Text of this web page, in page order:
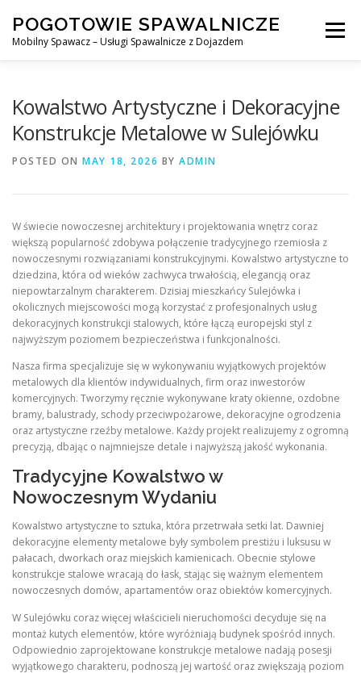
content
POGOTOWIE SPAWALNICZE
Mobilny Spawacz – Usługi Spawalnicze z Dojazdem
Menu
Kowalstwo Artystyczne i Dekoracyjne
Konstrukcje Metalowe w Sulejówku
POSTED ON MAY 18, 2026 BY ADMIN
W świecie nowoczesnej architektury i projektowania wnętrz coraz
większą popularność zdobywa połączenie tradycyjnego rzemiosła z
nowoczesnymi rozwiązaniami konstrukcyjnymi. Kowalstwo artystyczne to
dziedzina, która od wieków zachwyca trwałością, elegancją oraz
niepowtarzalnym charakterem. Dzisiaj mieszkańcy Sulejówka i
okolicznych miejscowości mogą korzystać z profesjonalnych usług
dekoracyjnych konstrukcji stalowych, które łączą europejski styl z
najwyższym poziomem bezpieczeństwa i funkcjonalności.
Nasza firma specjalizuje się w wykonywaniu wyjątkowych projektów
metalowych dla klientów indywidualnych, firm oraz inwestorów
komercyjnych. Tworzymy ręcznie wykonywane kraty okienne, ozdobne
bramy, balustrady, schody przeciwpożarowe, dekoracyjne ogrodzenia
oraz artystyczne rzeźby metalowe. Każdy projekt realizujemy z ogromną
precyzją, dbając o najmniejsze detale i najwyższą jakość wykonania.
Tradycyjne Kowalstwo w
Nowoczesnym Wydaniu
Kowalstwo artystyczne to sztuka, która przetrwała setki lat. Dawniej
dekoracyjne elementy metalowe były symbolem prestiżu i luksusu w
pałacach, dworkach oraz miejskich kamienicach. Obecnie stylowe
konstrukcje stalowe wracają do łask, stając się ważnym elementem
nowoczesnych domów, apartamentów oraz obiektów komercyjnych.
W Sulejówku coraz więcej właścicieli nieruchomości decyduje się na
montaż kutych elementów, które wyróżniają budynek spośród innych.
Odpowiednio zaprojektowane konstrukcje metalowe nadają posesji
wyjątkowego charakteru, podnoszą jej wartość oraz zwiększają poziom